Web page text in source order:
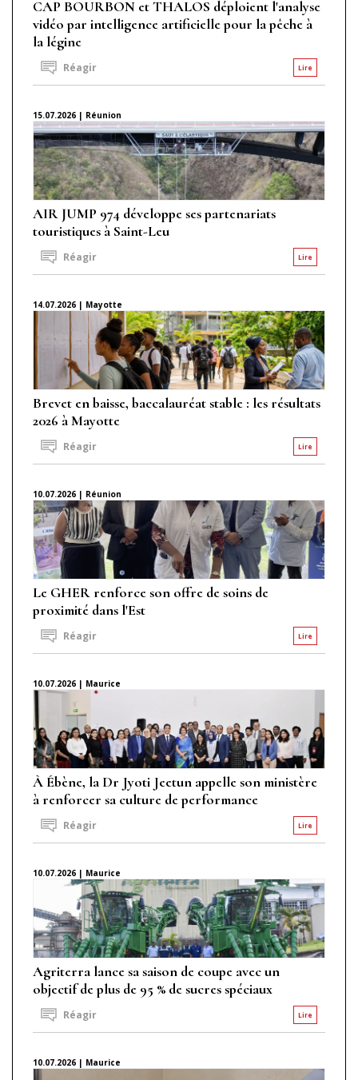
CAP BOURBON et THALOS déploient l'analyse
vidéo par intelligence artificielle pour la pêche à
la légine
Lire
Réagir
15.07.2026 | Réunion
AIR JUMP 974 développe ses partenariats
touristiques à Saint-Leu
Lire
Réagir
14.07.2026 | Mayotte
Brevet en baisse, baccalauréat stable : les résultats
2026 à Mayotte
Lire
Réagir
10.07.2026 | Réunion
Le GHER renforce son offre de soins de
proximité dans l'Est
Lire
Réagir
10.07.2026 | Maurice
À Ébène, la Dr Jyoti Jeetun appelle son ministère
à renforcer sa culture de performance
Lire
Réagir
10.07.2026 | Maurice
Agriterra lance sa saison de coupe avec un
objectif de plus de 95 % de sucres spéciaux
Lire
Réagir
10.07.2026 | Maurice